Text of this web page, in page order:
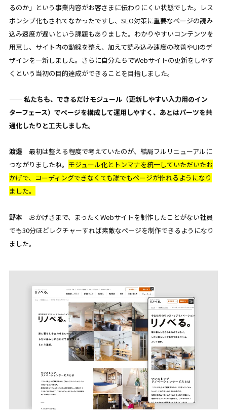
るのか」という事業内容がお客さまに伝わりにくい状態でした。レス
ポンシブ化もされてなかったですし、SEO対策に重要なページの読み
込み速度が遅いという課題もありました。わかりやすいコンテンツを
用意し、サイト内の動線を整え、加えて読み込み速度の改善やUIのデ
ザインを一新しました。さらに自分たちでWebサイトの更新をしやす
くという当初の目的達成ができることを目指しました。
—— 私たちも、できるだけモジュール（更新しやすい入力用のイン
ターフェース）でページを構成して運用しやすく、あとはパーツを共
通化したりと工夫しました。
渡邉 最初は整える程度で考えていたのが、結局フルリニューアルに
つながりましたね。 モジュール化とトンマナを統一していただいたお
かげで、コーディングできなくても誰でもページが作れるようになり
ました。
野本 おかげさまで、まったくWebサイトを制作したことがない社員
でも30分ほどレクチャーすれば素敵なページを制作できるようになり
ました。